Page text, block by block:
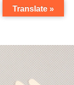
Translate »